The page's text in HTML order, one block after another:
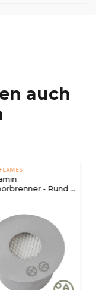
auch
runder Ethanol
- 2,5 Liter